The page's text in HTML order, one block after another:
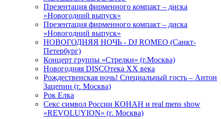
Презентация фирменного компакт – диска
«Новогодний выпуск»
Презентация фирменного компакт – диска
«Новогодний выпуск»
НОВОГОДНЯЯ НОЧЬ - DJ ROMEO (Санкт-
Петербург)
Концерт группы «Стрелки» (г.Москва)
Новогодняя DISCOтека ХХ века
Рождественская ночь! Специальный гость – Антон
Зацепин (г. Москва)
Рок Елка
Секс символ России КОНАН и real mens show
«REVOLUYION» (г. Москва)